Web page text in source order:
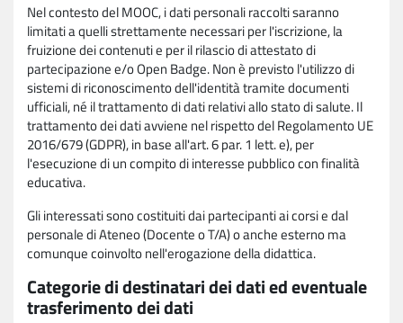
Nel contesto del MOOC, i dati personali raccolti saranno
limitati a quelli strettamente necessari per l'iscrizione, la
fruizione dei contenuti e per il rilascio di attestato di
partecipazione e/o Open Badge. Non è previsto l'utilizzo di
sistemi di riconoscimento dell'identità tramite documenti
ufficiali, né il trattamento di dati relativi allo stato di salute. Il
trattamento dei dati avviene nel rispetto del Regolamento UE
2016/679 (GDPR), in base all'art. 6 par. 1 lett. e), per
l'esecuzione di un compito di interesse pubblico con finalità
educativa.
Gli interessati sono costituiti dai partecipanti ai corsi e dal
personale di Ateneo (Docente o T/A) o anche esterno ma
comunque coinvolto nell'erogazione della didattica.
Categorie di destinatari dei dati ed eventuale
trasferimento dei dati